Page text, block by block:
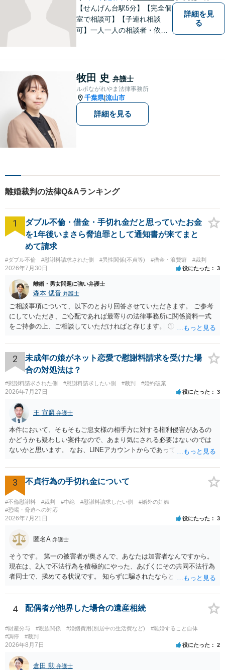
連絡ください。
【せんげん台駅5分】【完全個
室で相談可】【子連れ相談
可】一人一人の相談者・依頼
適切かつ速やかに解決いたし
ます。 お気軽にご相談くださ
い。
詳細を見
る
牧田 史 弁護士
ルポながれやま法律事務所
千葉県|流山市
詳細を見る
離婚裁判の法律Q&Aランキング
1
ダブル不倫・借金・手切れ金だと思っていたお金
を1年後いまさら脅迫罪として通知書が来てまと
めて請求
#ダブル不倫 #慰謝料請求された側 #異性関係(不貞等) #借金・浪費癖 #裁判
2026年7月30日 役にたった 3
離婚・男女問題に強い弁護士
森本 偲音 弁護士
ご相談事項について、以下のとおり回答させていただきます。 ご参考
にしていただき、ご心配であれば最寄りの法律事務所に関係資料一式
をご持参の上、ご相談していただければと存じます。 ① このLINEの
される可能性はあるのか ⇒LINEを含む１００万円の貸付に至るまでの
やり取り等の経緯、誓約書の内容等を踏まえて、関係を清算するため
の 金銭であったと評価される可能性はあると考えます。 ② 「今後一
切関与しないなら100万円振り込む」というLINEや誓約書は、裁判上
どの程度証拠価値があるのか ⇒前後のやり取りや誓約書の具体的内容
を見ない限り、具体的な判断はできませんが、一定の証拠価値はある
と考えます。 ③ 借用書があっても、後から100万円を貸付扱いに変更
することは認められるのか。 ⇒おそらく１００万円は不当利得（受け
取る正当な権利がないのに利益を取得した）として返還請求されてい
るものかと推察しますので、 貸金返還ではないかと存じます。 ④ 私
は現在、収入も不安定で貯金もなくリボ払い借金が既に約100万あり。
今年に再婚したが主人はお金に厳しい為、一括で220万円を支払う事は
困難 仮に裁判で敗訴した場合でも、分割払いになる可能性はあります
か。 ⇒判決となり敗訴してしまった場合は、強制執行により不動産等
の財産を差し押さえられ、そこから債権回収が図られることになりま
すが、 和解であれば柔軟な解決が可能ですので、その場合は分割払
いにより支払うことも十分可能です。 ⑤ このような事情であれば、私
は120万円のみ和解交渉を続けるべきでしょうか。 ⇒ご相談者様の認
れるため、 120万円のみについて交渉を続けることがベターかと存じ
ます。
2
未成年の娘がネット恋愛で慰謝料請求を受けた場
合の対処法は？
#慰謝料請求された側 #慰謝料請求したい側 #裁判 #婚約破棄
2026年7月27日 役にたった 3
王 宣麟 弁護士
本件において、そもそもご息女様の相手方に対する権利侵害があるの
かどうかも疑わしい案件なので、あまり気にされる必要はないのでは
ないかと思います。 なお、LINEアカウントからであっても、そこに紐
るパターンはありえるものの、本件のような精神的損害が発生したと
明確にいえないような案件において開示がなされる可能性も低いので
はないかと推察します。
3 不貞行為の手切れ金について
#不倫慰謝料 #裁判 #中絶 #慰謝料請求したい側
#婚外の妊娠
#恐喝・脅迫への対応
2026年7月21日 役にたった 3
匿名A 弁護士
そうです。 第一の被害者が奥さんで、あなたは加害者なんですから。
現在は、2人で不法行為を積極的にやった、あげくにその共同不法行為
者同士で、揉めてる状況です。 知らずに騙されたならともか
というだけですから。
4 配偶者が他界した場合の遺産相続
#財産分与 #親族関係 #婚姻費用(別居中の生活費など)
#離婚すること自体
#調停
#裁判
2026年8月7日 役にたった 2
倉田 勲 弁護士